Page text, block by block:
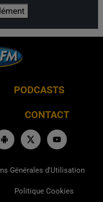
PODCASTS
CONTACT
Générales d'Utilisation
Politique Cookies